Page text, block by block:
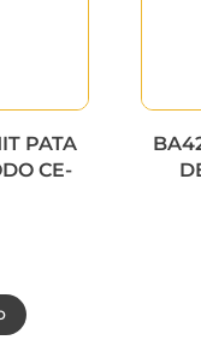
PATA
CE-